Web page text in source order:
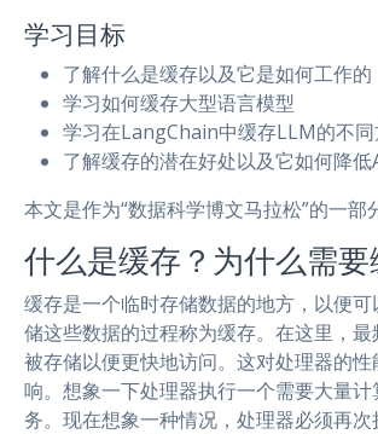
学习目标
了解什么是缓存以及它是如何工作的
学习如何缓存大型语言模型
学习在LangChain中缓存LLM的不
了解缓存的潜在好处以及它如何降低
本文是作为“数据科学博文马拉松”的一部
什么是缓存？为什么需要
缓存是一个临时存储数据的地方，以便
储这些数据的过程称为缓存。在这里，
被存储以便更快地访问。这对处理器的
响。想象一下处理器执行一个需要大量
务。现在想象一种情况，处理器必须再